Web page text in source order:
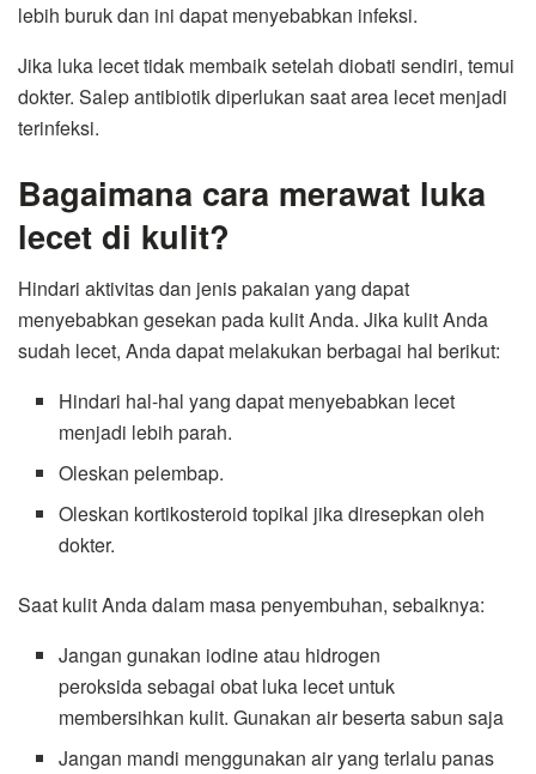
lebih buruk dan ini dapat menyebabkan infeksi.
Jika luka lecet tidak membaik setelah diobati sendiri, temui
dokter. Salep antibiotik diperlukan saat area lecet menjadi
terinfeksi.
Bagaimana cara merawat luka
lecet di kulit?
Hindari aktivitas dan jenis pakaian yang dapat
menyebabkan gesekan pada kulit Anda. Jika kulit Anda
sudah lecet, Anda dapat melakukan berbagai hal berikut:
Hindari hal-hal yang dapat menyebabkan lecet
menjadi lebih parah.
Oleskan pelembap.
Oleskan kortikosteroid topikal jika diresepkan oleh
dokter.
Saat kulit Anda dalam masa penyembuhan, sebaiknya:
Jangan gunakan iodine atau hidrogen
peroksida sebagai obat luka lecet untuk
membersihkan kulit. Gunakan air beserta sabun saja
Jangan mandi menggunakan air yang terlalu panas